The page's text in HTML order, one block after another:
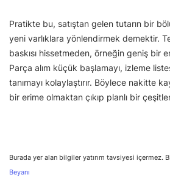
Pratikte bu, satıştan gelen tutarın bir
yeni varlıklara yönlendirmek demektir.
baskısı hissetmeden, örneğin geniş bir
Parça alım küçük başlamayı, izleme
tanımayı kolaylaştırır. Böylece nakitte
bir erime olmaktan çıkıp planlı bir
Burada yer alan bilgiler yatırım tavsiyesi içermez.
Beyanı